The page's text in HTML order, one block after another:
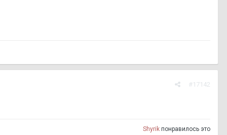
#17142
Shyrik понравилось это